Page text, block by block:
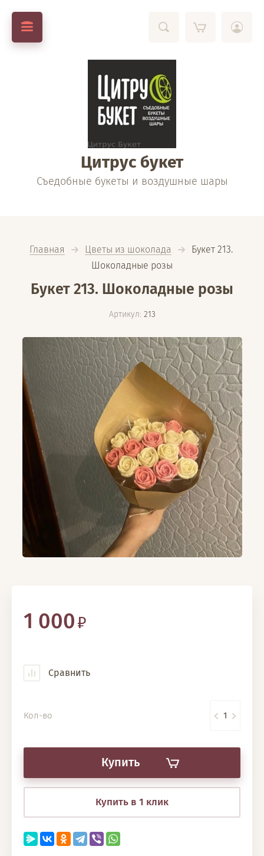
Цитрус букет
Съедобные букеты и воздушные шары
Главная Цветы из шоколада
  Букет 213.
Шоколадные розы
Букет 213. Шоколадные розы
Артикул: 213
1 000
Сравнить
Кол-во
Купить
Купить в 1 клик